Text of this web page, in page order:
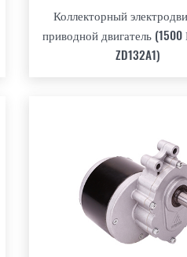
Коллекторный
приводной двигатель (1500
ZD132A1)